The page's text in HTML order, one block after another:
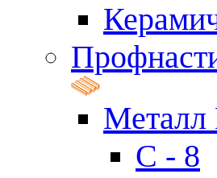
Металл
C - 8